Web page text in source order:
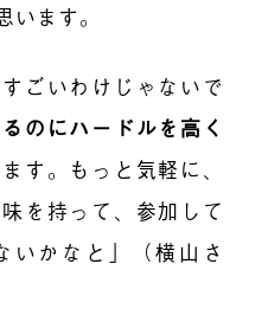
ます。
ごいわけじゃないで
のにハードルを高く
す。もっと気軽に、
を持って、参加して
いかなと」（横山さ